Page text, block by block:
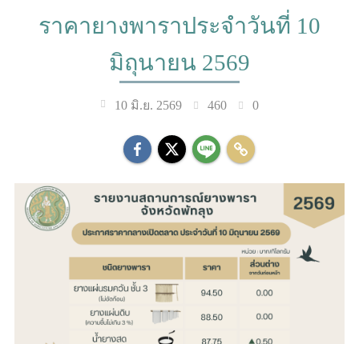
ราคายางพาราประจำวันที่ 10
มิถุนายน 2569
10 มิ.ย. 2569 460 0